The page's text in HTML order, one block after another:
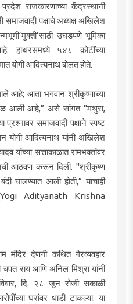
राजकारणाच्या केंद्रस्थानी
समाजवादी पक्षाचे अध्यक्ष अखिलेश
उघडपणे भूमिका
हाथरसमध्ये ५४८ कोटींच्या
योगी आदित्यनाथ बोलत होते.
आहे; आता भगवान श्रीकृष्णाच्या
वेळ आली आहे,” असे सांगत "मथुरा,
समाजवादी पक्षाने स्पष्ट
योगी आदित्यनाथ यांनी अखिलेश
यांच्या सत्ताकाळात रामभक्तांवर
आठवण करून दिली. "श्रीकृष्ण
घालण्यात आली होती,” याचाही
Adityanath Krishna
मंदिर देणगी कथित गैरव्यवहार
राय आणि अनिल मिश्रा यांनी
दि. २८ जून रोजी सकाळी
घरांवर धाडी टाकल्या. या